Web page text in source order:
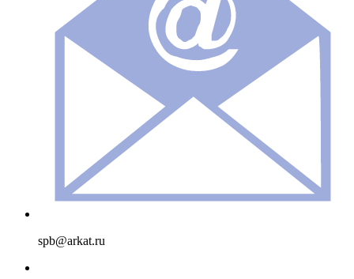
spb@arkat.ru